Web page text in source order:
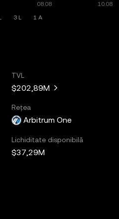
3 L 1 A
TVL
$202,89M
Rețea
Arbitrum One
Lichiditate disponibilă
$37,29M